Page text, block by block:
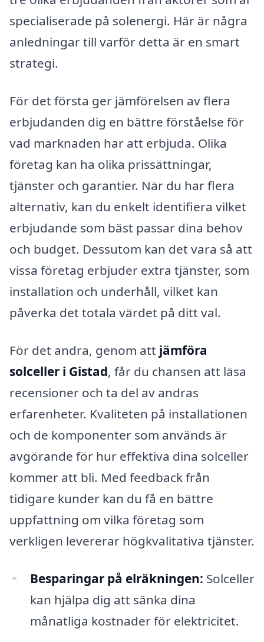
specialiserade på solenergi. Här är några
anledningar till varför detta är en smart
strategi.
För det första ger jämförelsen av flera
erbjudanden dig en bättre förståelse för
vad marknaden har att erbjuda. Olika
företag kan ha olika prissättningar,
tjänster och garantier. När du har flera
alternativ, kan du enkelt identifiera vilket
erbjudande som bäst passar dina behov
och budget. Dessutom kan det vara så att
vissa företag erbjuder extra tjänster, som
installation och underhåll, vilket kan
påverka det totala värdet på ditt val.
För det andra, genom att jämföra
solceller i Gistad, får du chansen att läsa
recensioner och ta del av andras
erfarenheter. Kvaliteten på installationen
och de komponenter som används är
avgörande för hur effektiva dina solceller
kommer att bli. Med feedback från
tidigare kunder kan du få en bättre
uppfattning om vilka företag som
verkligen levererar högkvalitativa tjänster.
Besparingar på elräkningen: Solceller
kan hjälpa dig att sänka dina
månatliga kostnader för elektricitet.